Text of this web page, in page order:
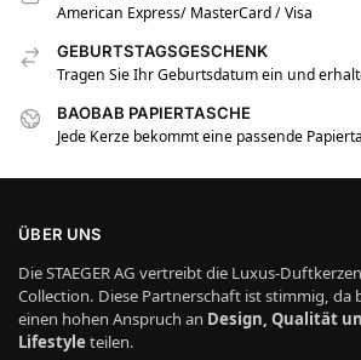
American Express/ MasterCard / Visa
GEBURTSTAGSGESCHENK
Tragen Sie Ihr Geburtsdatum ein und
BAOBAB PAPIERTASCHE
Jede Kerze bekommt eine passende
ÜBER UNS
Die STAEGER AG vertreibt die Luxus-
Collection. Diese Partnerschaft ist stimmig, da
einen hohen Anspruch an Design, Qualität
Lifestyleteilen.